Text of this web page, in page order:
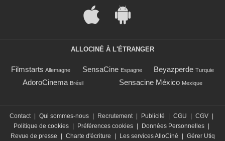
ALLOCINÉ À L'ÉTRANGER
Filmstarts Allemagne SensaCine Espagne Beyazperde Turquie
AdoroCinema Brésil Sensacine México Mexique
Contact Qui sommes-nous Recrutement Publicité CGU CGV
Politique de cookies
Préférences cookies Données Personnelles
Revue de presse
Charte d'écriture Les services AlloCiné Gérer Utiq